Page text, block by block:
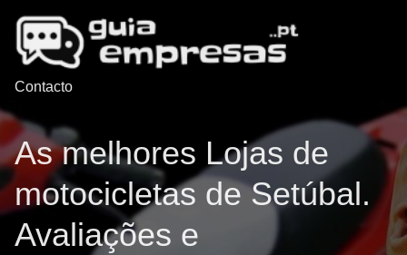
Contacto
As melhores Lojas de
motocicletas de Setúbal.
Avaliações e